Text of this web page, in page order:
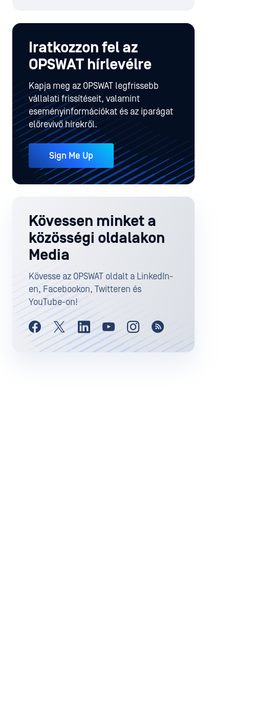
Iratkozzon fel az
OPSWAT hírlevélre
Kapja meg az OPSWAT legfrissebb
vállalati frissítéseit, valamint
eseményinformációkat és az iparágat
előrevivő hírekről.
Sign Me Up
Kövessen minket a
közösségi oldalakon
Media
Kövesse az OPSWAT oldalt a LinkedIn-
en, Facebookon, Twitteren és
YouTube-on!